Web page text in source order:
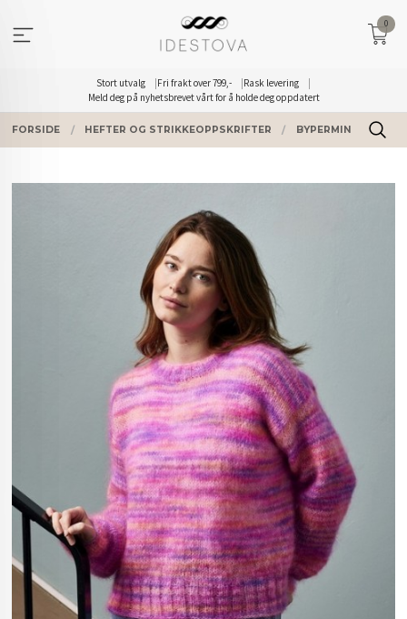
innholdet
Stort utvalg Fri frakt over 799,-
Rask levering
Meld deg på nyhetsbrevet vårt for å holde deg oppdatert
0
FORSIDE HEFTER OG STRIKKEOPPSKRIFTER BYPERMIN